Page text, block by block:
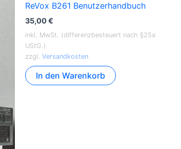
ReVox B261 Benutzerhandbuch
35,00€
inkl. MwSt. (differenzbesteuert nach §25a
UStG.)
zzgl. Versandkosten
In den Warenkorb